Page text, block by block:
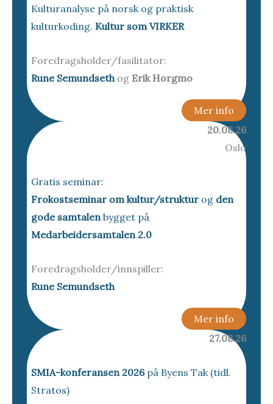
Kulturanalyse på norsk og praktisk
kulturkoding. Kultur som VIRKER
Foredragsholder/fasilitator:
Rune Semundseth og Erik Horgmo
Mer info
20.08.26
Oslo
Gratis seminar:
Frokostseminar om kultur/struktur og den
gode samtalen bygget på
Medarbeidersamtalen 2.0
Foredragsholder/innspiller:
Rune Semundseth
Mer info
27.08.26
SMIA-konferansen 2026på Byens Tak (tidl.
Stratos)